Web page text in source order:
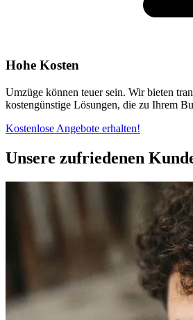
Hohe Kosten
Umzüge können teuer sein. Wir bieten
kostengünstige Lösungen, die zu Ihrem
Kostenlose Angebote erhalten!
Unsere zufriedenen